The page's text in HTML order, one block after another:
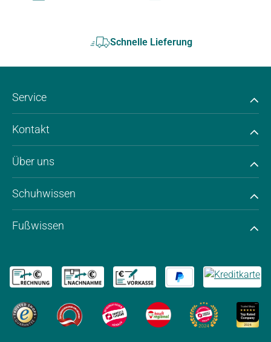
Schnelle Lieferung
Service
Kontakt
Über uns
Schuhwissen
Fußwissen